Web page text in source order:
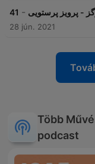
41 - - پرویز پرستویی
28 jún. 2021
Több
podcast